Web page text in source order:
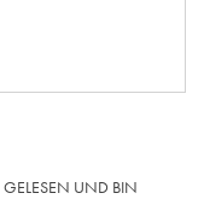
GELESEN UND BIN